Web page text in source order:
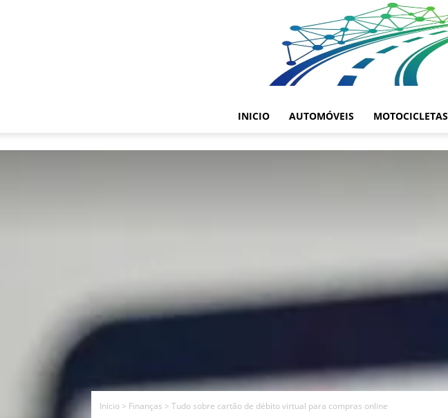
INICIO AUTOMÓVEIS MOTOCICLETAS
Inicio > Finanças > Tudo sobre cartão de débito virtual para compras online